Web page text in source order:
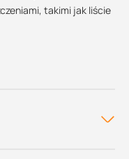
takimi jak liście